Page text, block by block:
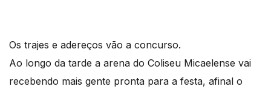
Os trajes e adereços vão a concurso.
Ao longo da tarde a arena do Coliseu Micaelense vai
recebendo mais gente pronta para a festa, afinal o